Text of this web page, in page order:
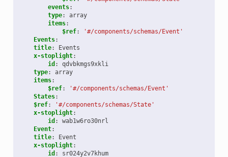
events:
type:
array
items:
$ref:
'#/components/schemas/Event'
Events:
title:
Events
x-stoplight:
id :
qdvbkmgs9xkli
type:
array
items:
$ref:
'#/components/schemas/Event'
States:
$ref:
'#/components/schemas/State'
x-stoplight:
id :
wab1w6ro30nrl
Event:
title:
Event
x-stoplight:
id :
sr024y2v7khum